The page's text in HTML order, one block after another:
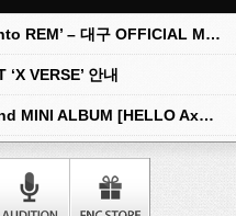
2026 N.Flying LIVE ‘&CON5 : into REM’ – 대구 OFFICIAL MD 현장 판매 안내
VERSE’ 안내
[예약 판매] AxMxP (에이엠피) 2nd MINI ALBUM [HELLO AxMxP] 예약 판매 안내